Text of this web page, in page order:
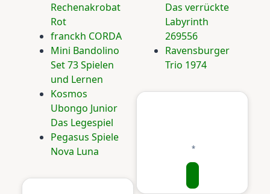
Rechenakrobat
Rot
franckh CORDA
Mini Bandolino
Set 73 Spielen
und Lernen
Kosmos
Ubongo Junior
Das Legespiel
Pegasus Spiele
Nova Luna
Das verrückte
Labyrinth
269556
Ravensburger
Trio 1974